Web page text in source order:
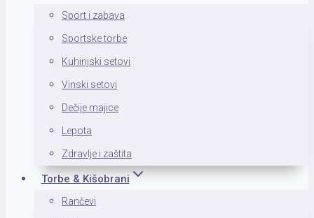
Sport i zabava
Sportske torbe
Kuhinjski setovi
Vinski setovi
Dečije majice
Lepota
Zdravlje i zaštita
Torbe & Kišobrani
Rančevi